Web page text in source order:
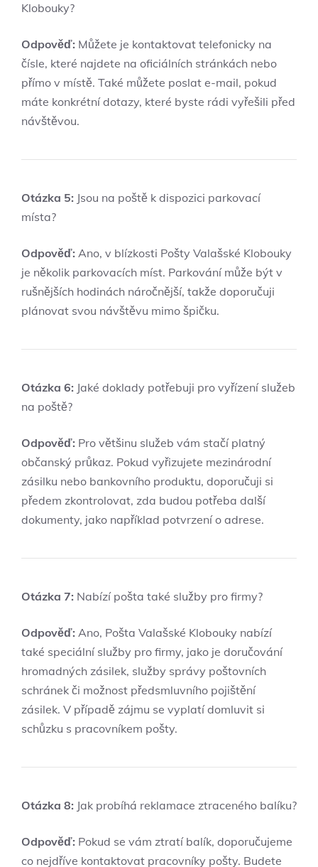
Klobouky?
Odpověď: Můžete je kontaktovat telefonicky na
čísle, ​které najdete ⁢na‍ oficiálních stránkách nebo
přímo v místě. Také můžete ‌poslat e-mail, ​pokud
máte konkrétní dotazy, které byste rádi vyřešili před
⁢návštěvou.
Otázka⁤ 5: Jsou ‍na poště k⁣ dispozici parkovací
místa?
Odpověď: Ano,⁢ v ​blízkosti Pošty Valašské Klobouky
je několik parkovacích míst. ⁣Parkování může být ⁢v
rušnějších⁣ hodinách náročnější, takže doporučuji
plánovat⁣ svou ⁤návštěvu mimo špičku.
Otázka 6: Jaké doklady potřebuji pro vyřízení služeb
na poště?
Odpověď: Pro většinu ​služeb vám stačí⁢ platný
občanský‍ průkaz. Pokud⁤ vyřizujete⁣ mezinárodní
zásilku nebo bankovního produktu, doporučuji si
⁤předem‍ zkontrolovat, zda budou ⁢potřeba další
dokumenty, jako například​ potvrzení o adrese.
Otázka 7: Nabízí pošta také služby pro firmy?
Odpověď: Ano, Pošta Valašské Klobouky nabízí
‌také ​speciální​ služby pro firmy, jako ⁤je doručování⁢
hromadných zásilek, služby správy ‌poštovních
schránek či možnost předsmluvního pojištění
zásilek. V případě zájmu se vyplatí ‌domluvit‌ si
schůzku s pracovníkem‌ pošty.
Otázka ⁣8: Jak probíhá reklamace​ ztraceného balíku?
Odpověď: Pokud ​se ​vám ztratí ‌balík, doporučujeme
⁣co nejdříve ⁤kontaktovat pracovníky pošty.‍ Budete